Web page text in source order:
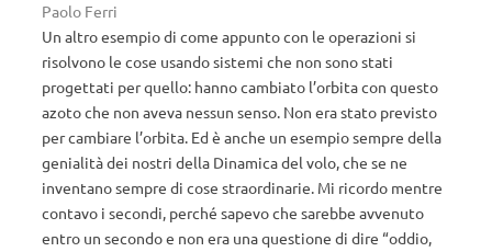
Paolo Ferri
Un altro esempio di come appunto con le operazioni si
risolvono le cose usando sistemi che non sono stati
progettati per quello: hanno cambiato l’orbita con questo
azoto che non aveva nessun senso. Non era stato previsto
per cambiare l’orbita. Ed è anche un esempio sempre della
genialità dei nostri della Dinamica del volo, che se ne
inventano sempre di cose straordinarie. Mi ricordo mentre
contavo i secondi, perché sapevo che sarebbe avvenuto
entro un secondo e non era una questione di dire “oddio,